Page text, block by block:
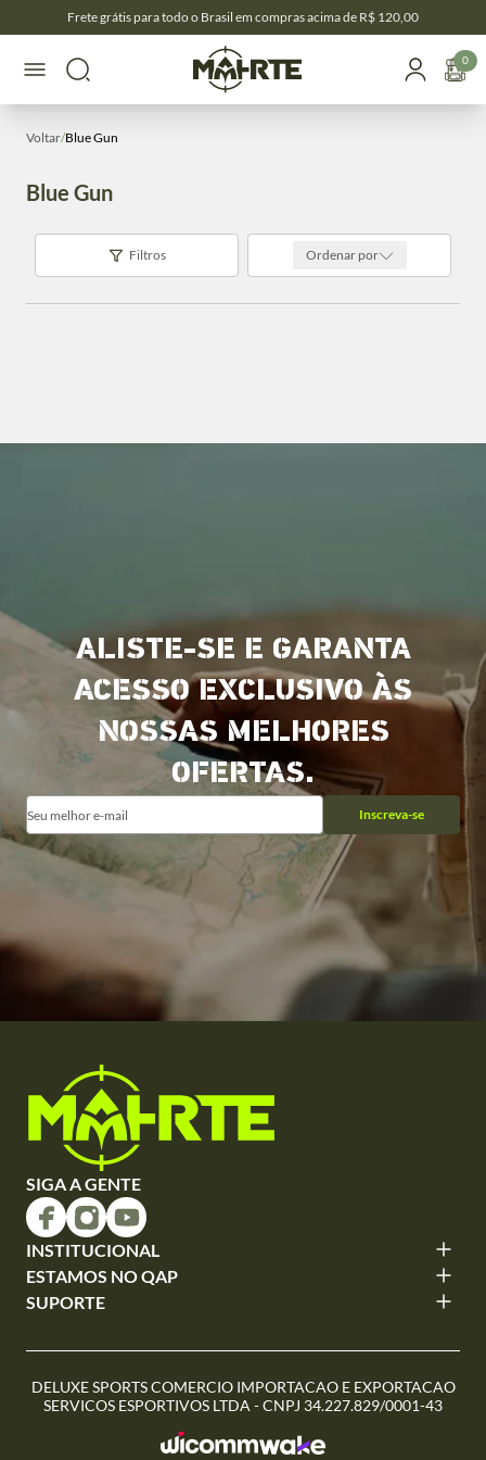
Frete grátis para todo o Brasil em compras acima de R$ 120,00
0
Voltar/Blue Gun
Blue Gun
Filtros Ordenar por
ALISTE-SE E GARANTA
ACESSO EXCLUSIVO ÀS
NOSSAS MELHORES
OFERTAS.
Inscreva-se
SIGA A GENTE
INSTITUCIONAL
ESTAMOS NO QAP
SUPORTE
DELUXE SPORTS COMERCIO IMPORTACAO E EXPORTACAO
SERVICOS ESPORTIVOS LTDA - CNPJ 34.227.829/0001-43